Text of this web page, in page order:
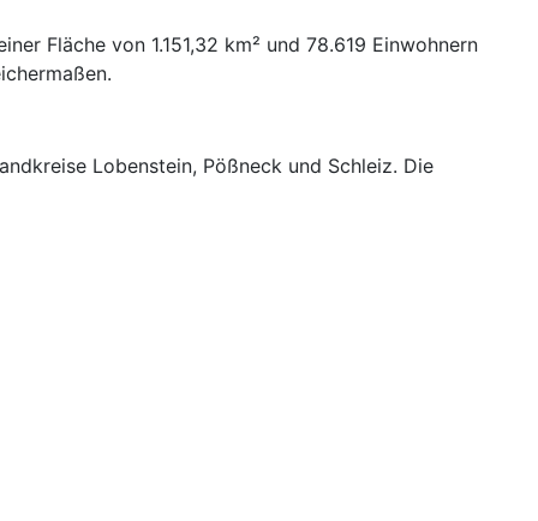
Fläche von 1.151,32 km² und 78.619 Einwohnern
Lobenstein, Pößneck und Schleiz. Die